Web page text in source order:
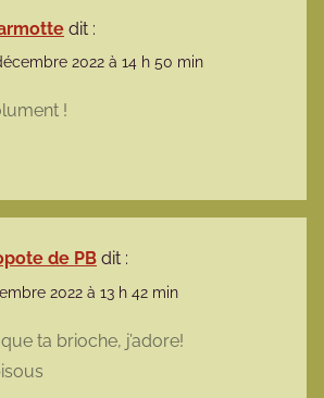
dit :
2022 à 14 h 50 min
!
de PB dit :
2022 à 13 h 42 min
ta brioche, j’adore!